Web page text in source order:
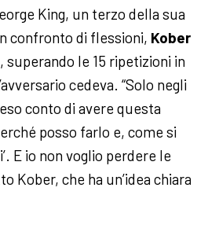
King, un terzo della sua
confronto di flessioni, Kober
superando le 15 ripetizioni in
cedeva. “Solo negli
conto di avere questa
posso farlo e, come si
E io non voglio perdere le
Kober, che ha un’idea chiara